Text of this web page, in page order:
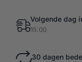
Volgende dag
15:00
30 dagen